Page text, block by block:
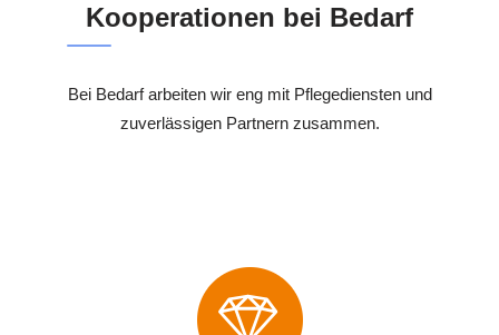
Kooperationen bei Bedarf
Bei Bedarf arbeiten wir eng mit Pflegediensten und
zuverlässigen Partnern zusammen.